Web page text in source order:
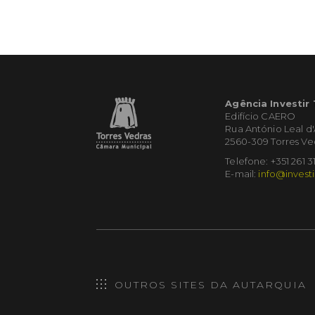
Agência Investir
Edifício CAERO
Rua António Leal
2560-309 Torres
Telefone: +351 261
E-mail:
OUTROS SITES DA AUTARQUIA